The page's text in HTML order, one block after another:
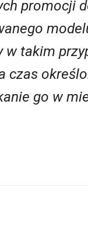
promocji
w takim
czas
go w